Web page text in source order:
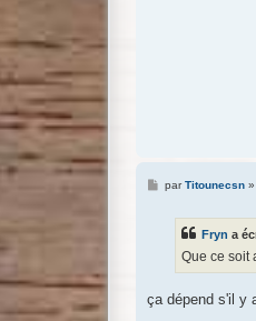
MparTitounecsn»
Fryn a
Que ce soit
ça dépend s'il y